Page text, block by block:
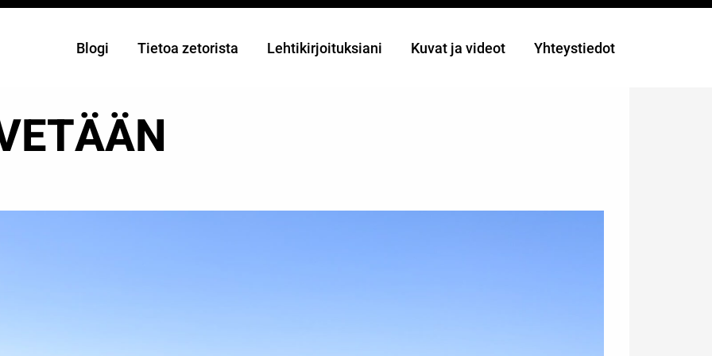
Blogi Tietoa zetorista Lehtikirjoituksiani Kuvat ja videot Yhteystiedot